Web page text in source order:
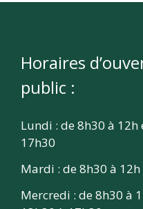
Horaires
public :
Lundi : de 8h30 à 12h
17h30
Mardi : de 8h30 à 12h
Mercredi : de 8h30 à